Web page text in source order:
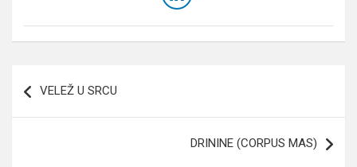
članaka
VELEŽ U SRCU
DRININE (CORPUS MAS)